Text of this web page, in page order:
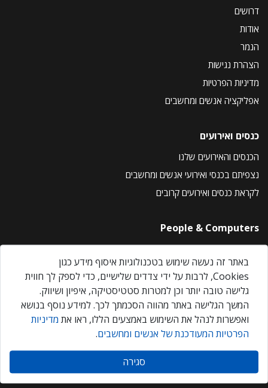
דרושים
אודות
הנמר
הצהרת נגישות
מדיניות הפרטיות
אפליקציה אנשים ומחשבים
כנסים ואירועים
הכנסים והאירועים שלנו
נצפיתם בכנסי ואירועי אנשים ומחשבים
לקראת כנסים ואירועים קרובים
People & Computers
About Us
Privacy Policy
Contact Us
Our Events
אנשים ומחשבים © 2026 – כל הזכויות שמורות
באתר זה נעשה שימוש בטכנולוגיות איסוף מידע כגון
Cookies, לרבות על ידי צדדים שלישיים, כדי לספק לך חווית
גלישה טובה יותר וכן למטרות סטטיסטיקה, איפיון ושיווק.
המשך הגלישה באתר מהווה הסכמתך לכך. למידע נוסף בנושא
ואפשרות לנהל את השימוש באמצעים הללו, ראו את מדיניות
הפרטיות המעודכנת של אנשים ומחשבים.
סגירה